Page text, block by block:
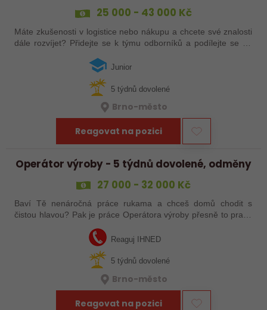
25 000 - 43 000 Kč
Máte zkušenosti v logistice nebo nákupu a chcete své znalosti
dále rozvíjet? Přidejte se k týmu odborníků a podílejte se na
Junior
5 týdnů dovolené
Brno-město
Reagovat na pozici
Operátor výroby - 5 týdnů dovolené, odměny
27 000 - 32 000 Kč
Baví Tě nenáročná práce rukama a chceš domů chodit s
čistou hlavou? Pak je práce Operátora výroby přesně to pravé
pro Tebe! Tak neváhej a ozvi se mi!
Reaguj IHNED
5 týdnů dovolené
Brno-město
Reagovat na pozici